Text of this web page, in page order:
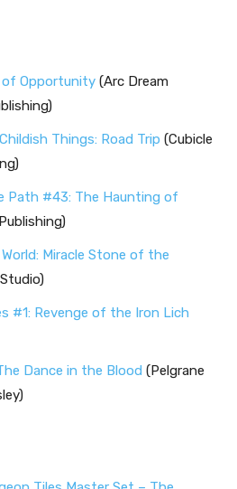
of Opportunity (Arc Dream
Things: Road Trip (Cubicle
Path #43: The Haunting of
Miracle Stone of the
#1: Revenge of the Iron Lich
Dance in the Blood (Pelgrane